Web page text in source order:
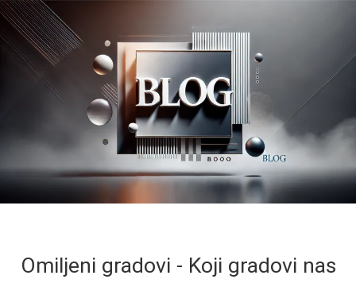
Omiljeni gradovi - Koji gradovi nas